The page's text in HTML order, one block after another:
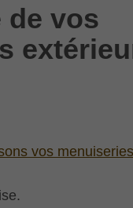
de vos
vos menuiseries